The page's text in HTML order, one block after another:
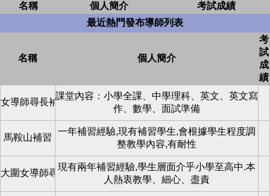
名稱
個人簡介
考試成績
最近熱門發布導師列表
名稱 個人簡介
考
試
成
績
女導師尋長補/短補學生
課堂內容：小學全課、中學理科、英文、英文寫
作、數學、面試準備
馬鞍山補習
一年補習經驗,現有補習學生,會根據學生程度調
整教學內容,有耐性
大圍女導師尋學生
現有兩年補習經驗,學生層面介乎小學至高中.本
人熱衷教學、細心、盡責